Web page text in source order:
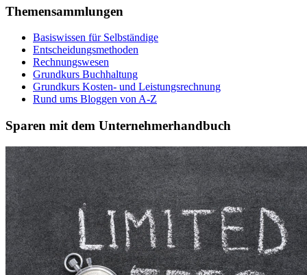
Themensammlungen
Basiswissen für Selbständige
Entscheidungsmethoden
Rechnungswesen
Grundkurs Buchhaltung
Grundkurs Kosten- und Leistungsrechnung
Rund ums Bloggen von A-Z
Sparen mit dem Unternehmerhandbuch